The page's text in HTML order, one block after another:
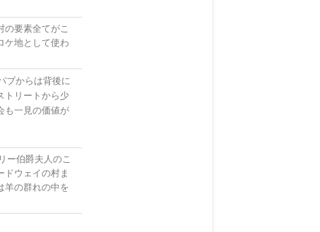
要素全てがこ
ケ地として使わ
ブからは背後に
トリートから少
も一見の価値が
ー伯爵夫人のこ
ドウェイの村ま
羊の群れの中を